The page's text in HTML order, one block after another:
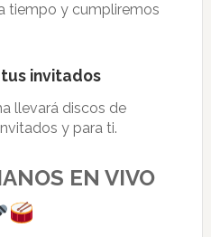
tiempo y cumpliremos
invitados
llevará discos de
y para ti.
EN VIVO